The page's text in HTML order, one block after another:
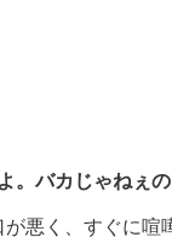
。バカじゃねぇ
悪く、すぐに喧